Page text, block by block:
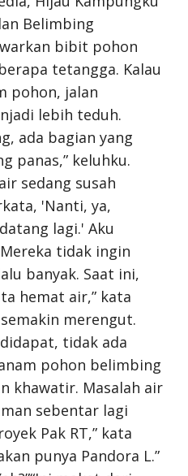
Belimbing
bibit pohon
tetangga. Kalau
pohon, jalan
lebih teduh.
ada bagian yang
panas,” keluhku.
sedang susah
'Nanti, ya,
lagi.' Aku
Mereka tidak ingin
banyak. Saat ini,
hemat air,” kata
merengut.
tidak ada
pohon belimbing
khawatir. Masalah air
sebentar lagi
Pak RT,” kata
punya Pandora L.”